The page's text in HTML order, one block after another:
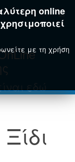
online
με τη χρήση
εδώ